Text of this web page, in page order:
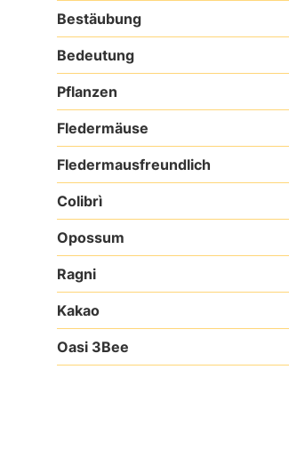
Bestäubung
Bedeutung
Pflanzen
Fledermäuse
Fledermausfreundlich
Colibrì
Opossum
Ragni
Kakao
Oasi 3Bee